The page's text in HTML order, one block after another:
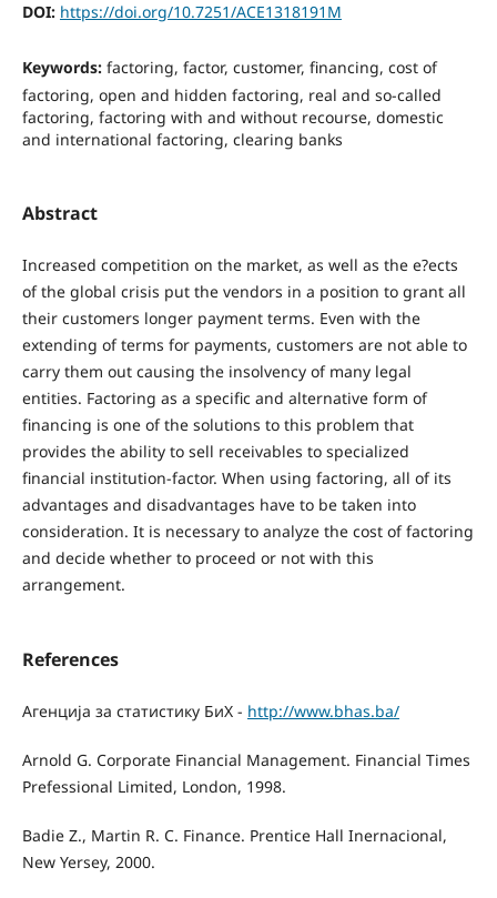
DOI: https://doi.org/10.7251/ACE1318191M
Keywords: factoring, factor, customer, financing, cost of
factoring, open and hidden factoring, real and so-called
factoring, factoring with and without recourse, domestic
and international factoring, clearing banks
Abstract
Increased competition on the market, as well as the e?ects
of the global crisis put the vendors in a position to grant all
their customers longer payment terms. Even with the
extending of terms for payments, customers are not able to
carry them out causing the insolvency of many legal
entities. Factoring as a specific and alternative form of
financing is one of the solutions to this problem that
provides the ability to sell receivables to specialized
financial institution-factor. When using factoring, all of its
advantages and disadvantages have to be taken into
consideration. It is necessary to analyze the cost of factoring
and decide whether to proceed or not with this
arrangement.
References
Агенција за статистику БиХ - http://www.bhas.ba/
Arnold G. Corporate Financial Management. Financial Times
Prefessional Limited, London, 1998.
Badie Z., Martin R. C. Finance. Prentice Hall Inernacional,
New Yersey, 2000.